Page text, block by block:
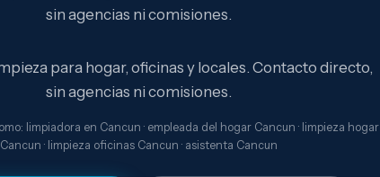
sin agencias ni comisiones.
para hogar, oficinas y locales. Contacto directo,
sin agencias ni comisiones.
limpiadora en Cancun · empleada del hogar Cancun · limpieza hogar
Cancun · limpieza oficinas Cancun · asistenta Cancun